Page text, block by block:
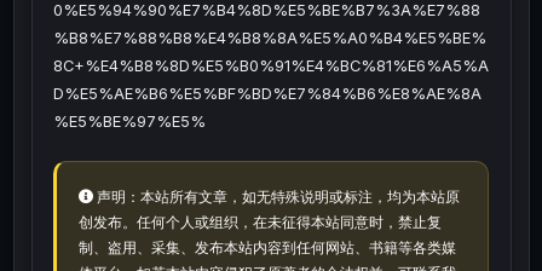
0%E5%94%90%E7%B4%8D%E5%BE%B7%3A%E7%88
%B8%E7%88%B8%E4%B8%8A%E5%A0%B4%E5%BE%
8C+%E4%B8%8D%E5%B0%91%E4%BC%81%E6%A5%A
D%E5%AE%B6%E5%BF%BD%E7%84%B6%E8%AE%8A
%E5%BE%97%E5%
声明：本站所有文章，如无特殊说明或标注，均为本站原
创发布。任何个人或组织，在未征得本站同意时，禁止复
制、盗用、采集、发布本站内容到任何网站、书籍等各类媒